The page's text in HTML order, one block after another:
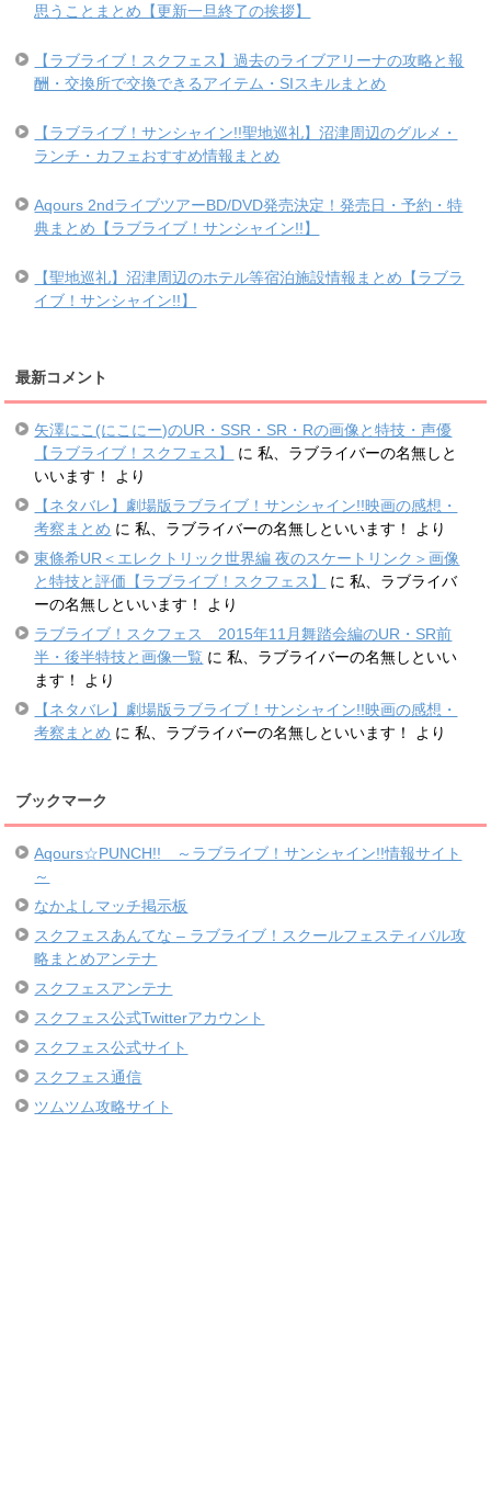
思うことまとめ【更新一旦終了の挨拶】
【ラブライブ！スクフェス】過去のライブアリーナの攻略と報
酬・交換所で交換できるアイテム・SIスキルまとめ
【ラブライブ！サンシャイン!!聖地巡礼】沼津周辺のグルメ・
ランチ・カフェおすすめ情報まとめ
Aqours 2ndライブツアーBD/DVD発売決定！発売日・予約・特
典まとめ【ラブライブ！サンシャイン!!】
【聖地巡礼】沼津周辺のホテル等宿泊施設情報まとめ【ラブラ
イブ！サンシャイン!!】
最新コメント
矢澤にこ(にこにー)のUR・SSR・SR・Rの画像と特技・声優
【ラブライブ！スクフェス】
に私、ラブライバーの名無しと
いいます！
より
【ネタバレ】劇場版ラブライブ！サンシャイン!!映画の感想・
考察まとめ に私、ラブライバーの名無しといいます！
より
東條希UR＜エレクトリック世界編 夜のスケートリンク＞画像
と特技と評価【ラブライブ！スクフェス】
に私、ラブライバ
ーの名無しといいます！
より
ラブライブ！スクフェス 2015年11月舞踏会編のUR・SR前
半・後半特技と画像一覧 に私、ラブライバーの名無しといい
ます！
より
【ネタバレ】劇場版ラブライブ！サンシャイン!!映画の感想・
考察まとめ に私、ラブライバーの名無しといいます！ より
ブックマーク
Aqours☆PUNCH!! ～ラブライブ！サンシャイン!!情報サイト
～
なかよしマッチ掲示板
スクフェスあんてな – ラブライブ！スクールフェスティバル攻
略まとめアンテナ
スクフェスアンテナ
スクフェス公式Twitterアカウント
スクフェス公式サイト
スクフェス通信
ツムツム攻略サイト